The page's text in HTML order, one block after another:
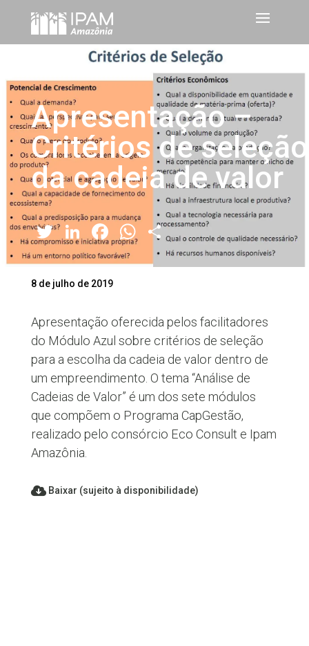
Apresentação –
Critérios de seleção
da cadeia de valor
Twitter
LinkedIn
Facebook
WhatsApp
Share
8 de julho de 2019
Apresentação oferecida pelos facilitadores
do Módulo Azul sobre critérios de seleção
para a escolha da cadeia de valor dentro de
um empreendimento. O tema “Análise de
Cadeias de Valor” é um dos sete módulos
que compõem o Programa CapGestão,
realizado pelo consórcio Eco Consult e Ipam
Amazônia.
Baixar (sujeito à disponibilidade)